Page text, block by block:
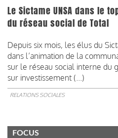
Le Sictame UNSA dans le
du réseau social de Total
Depuis six mois, les élus du
dans l’animation de la
sur le réseau social interne du
sur investissement (...)
RELATIONS SOCIALES
FOCUS